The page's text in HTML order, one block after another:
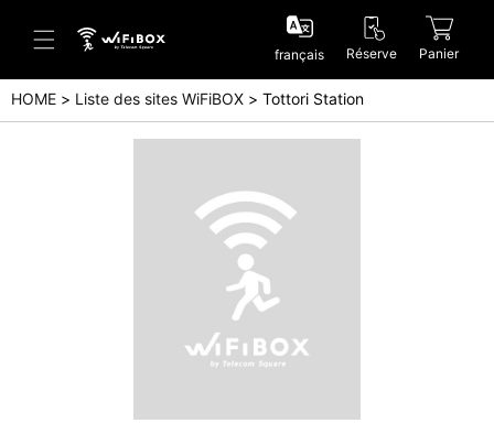
Aide/Contactez-nous
Centre d'aide (English)
français Réserve Panier
HOME Liste des sites WiFiBOX Tottori Station